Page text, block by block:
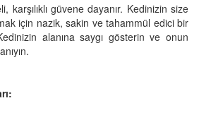
karşılıklı güvene dayanır. Kedinizin size
için nazik, sakin ve tahammül edici bir
alanına saygı gösterin ve onun